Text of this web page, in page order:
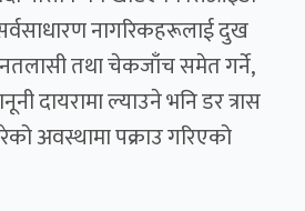
सर्वसाधारण नागरिकहरूलाई दुख
तथा चेकजाँच समेत गर्ने,
दायरामा ल्याउने भनि डर त्रास
अवस्थामा पक्राउ गरिएको